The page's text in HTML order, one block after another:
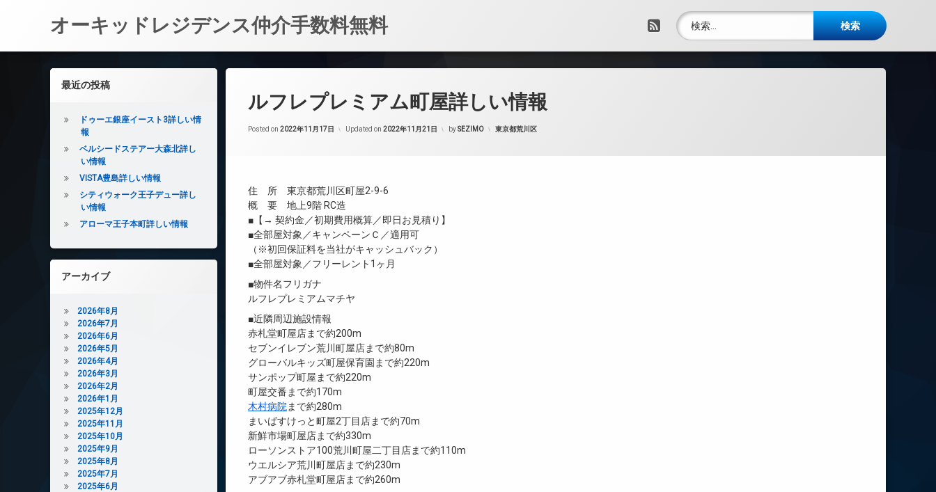
オーキッドレジデンス仲介手数料無料 RSS
検索:
ルフレプレミアム町屋詳しい情報
Posted on 2022年11月17日 Updated on 2022年11月21日 bySEZIMO カテゴリー:
東京都荒川区
住 所 東京都荒川区町屋2-9-6
概 要 地上9階 RC造
■【→ 契約金／初期費用概算／即日お見積り】
■全部屋対象／キャンペーンＣ／適用可
（※初回保証料を当社がキャッシュバック）
■全部屋対象／フリーレント1ヶ月
■物件名フリガナ
ルフレプレミアムマチヤ
■近隣周辺施設情報
赤札堂町屋店まで約200m
セブンイレブン荒川町屋店まで約80m
グローバルキッズ町屋保育園まで約220m
サンポップ町屋まで約220m
町屋交番まで約170m
木村病院 まで約280m
まいばすけっと町屋2丁目店まで約70m
新鮮市場町屋店まで約330m
ローソンストア100荒川町屋二丁目店まで約110m
ウエルシア荒川町屋店まで約230m
アブアブ赤札堂町屋店まで約260m
左サイドバー
最近の投稿
ドゥーエ銀座イースト3詳しい情
報
ベルシードステアー大森北詳し
い情報
VISTA豊島詳しい情報
シティウォーク王子デュー詳し
い情報
アローマ王子本町詳しい情報
アーカイブ
2026年8月
2026年7月
2026年6月
2026年5月
2026年4月
2026年3月
2026年2月
2026年1月
2025年12月
2025年11月
2025年10月
2025年9月
2025年8月
2025年7月
2025年6月